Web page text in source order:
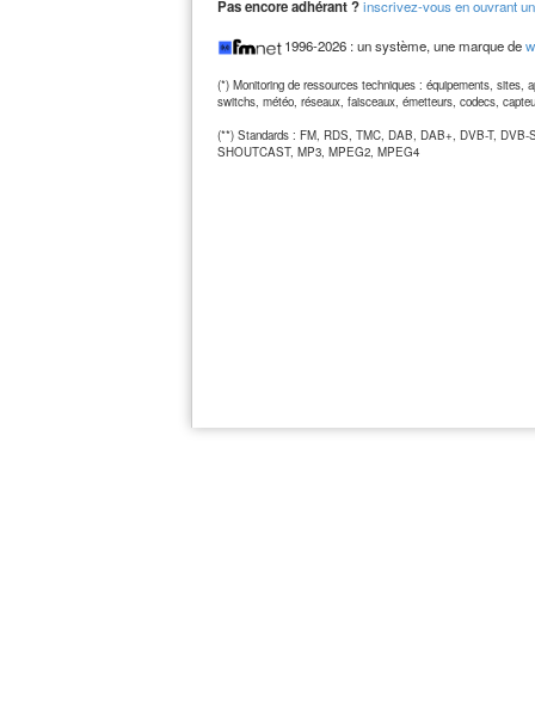
Pas encore adhérant ?inscrivez-vous en ouvrant
1996-2026 : un système, une marque de
(*) Monitoring de ressources techniques : équipements, sites,
switchs, météo, réseaux, faisceaux, émetteurs, codecs,
(**) Standards : FM, RDS, TMC, DAB, DAB+, DVB-T,
SHOUTCAST, MP3, MPEG2, MPEG4